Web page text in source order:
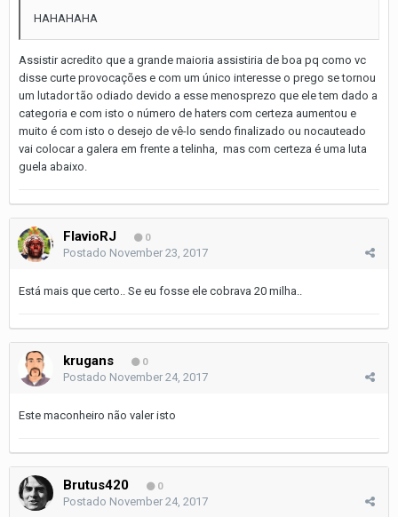
HAHAHAHA
Assistir acredito que a grande maioria assistiria de boa pq como vc
disse curte provocações e com um único interesse o prego se tornou
um lutador tão odiado devido a esse menosprezo que ele tem dado a
categoria e com isto o número de haters com certeza aumentou e
muito é com isto o desejo de vê-lo sendo finalizado ou nocauteado
vai colocar a galera em frente a telinha, mas com certeza é uma luta
guela abaixo.
FlavioRJ 0
Postado November 23, 2017
Está mais que certo.. Se eu fosse ele cobrava 20 milha..
krugans 0
Postado November 24, 2017
Este maconheiro não valer isto
Brutus420 0
Postado November 24, 2017